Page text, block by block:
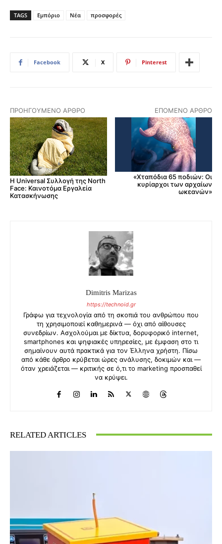
TAGS Εμπόριο Νέα προσφορές
Facebook X Pinterest
ΠΡΟΗΓΟΎΜΕΝΟ ΆΡΘΡΟ
Η Universal Συλλογή της North
Face: Καινοτόμα Εργαλεία
Κατασκήνωσης
ΕΠΌΜΕΝΟ ΆΡΘΡΟ
«Χταπόδια 65 ποδιών: Οι
κυρίαρχοι των αρχαίων
ωκεανών»
Dimitris Marizas
https://technoid.gr
Γράφω για τεχνολογία από τη σκοπιά του ανθρώπου που
τη χρησιμοποιεί καθημερινά — όχι από αίθουσες
συνεδρίων. Ασχολούμαι με δίκτυα, δορυφορικό internet,
smartphones και ψηφιακές υπηρεσίες, με έμφαση στο τι
σημαίνουν αυτά πρακτικά για τον Έλληνα χρήστη. Πίσω
από κάθε άρθρο κρύβεται ώρες ανάλυσης, δοκιμών και —
όταν χρειάζεται — κριτικής σε ό,τι το marketing προσπαθεί
να κρύψει.
RELATED ARTICLES